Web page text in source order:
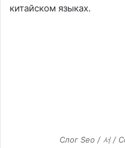
китайском языках.
Слог Seo / 서 /